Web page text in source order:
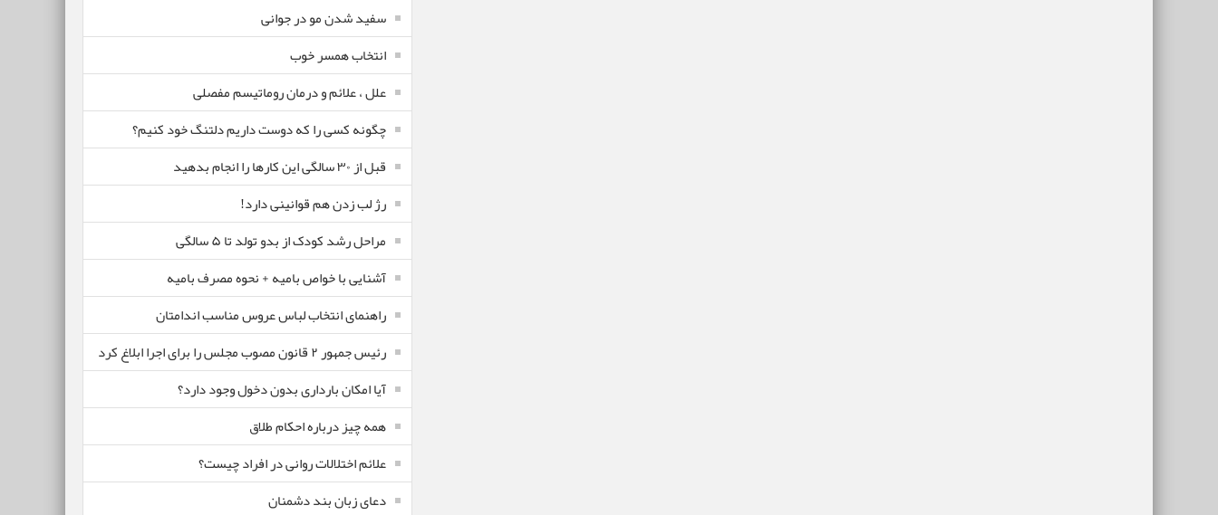
سفید شدن مو در جوانی
انتخاب همسر خوب
علل ، علائم و درمان روماتیسم مفصلی
چگونه کسی را که دوست داریم دلتنگ خود کنیم؟
قبل از ۳۰ سالگی این کارها را انجام بدهید
رژ لب زدن هم قوانینی دارد!
مراحل رشد کودک از بدو تولد تا ۵ سالگی
آشنایی با خواص بامیه + نحوه مصرف بامیه
راهنمای انتخاب لباس عروس مناسب اندامتان
رئیس جمهور ۲ قانون مصوب مجلس را برای اجرا ابلاغ کرد
آیا امکان بارداری بدون دخول وجود دارد؟
همه چیز درباره احکام طلاق
علائم اختلالات روانی در افراد چیست؟
دعای زبان بند دشمنان